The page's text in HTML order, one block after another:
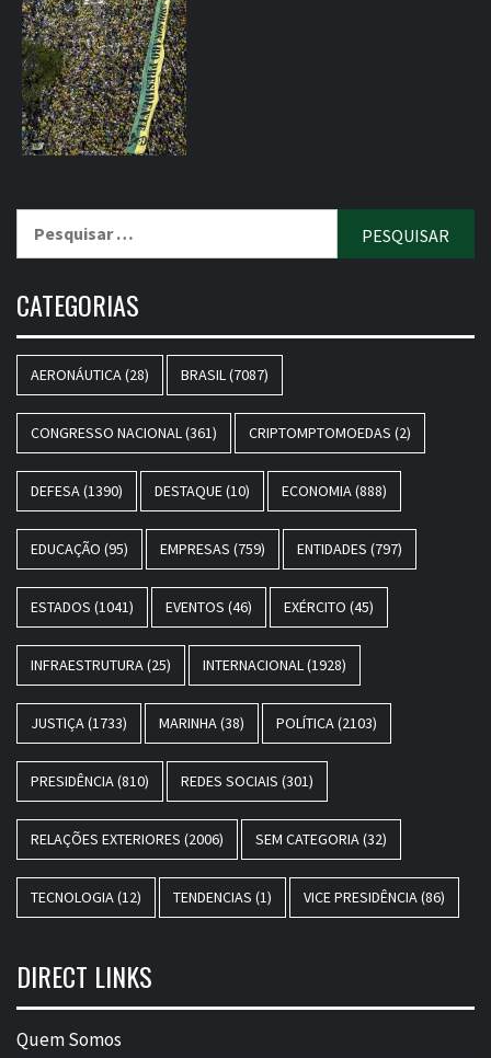
por:
CATEGORIAS
AERONÁUTICA(28) BRASIL(7087)
CONGRESSO NACIONAL(361) CRIPTOMPTOMOEDAS (2)
DEFESA(1390) DESTAQUE(10) ECONOMIA(888)
EDUCAÇÃO (95) EMPRESAS (759) ENTIDADES (797)
ESTADOS (1041) EVENTOS (46) EXÉRCITO (45)
INFRAESTRUTURA(25) INTERNACIONAL(1928)
JUSTIÇA(1733) MARINHA(38) POLÍTICA(2103)
PRESIDÊNCIA(810) REDES SOCIAIS (301)
RELAÇÕES EXTERIORES (2006) SEM CATEGORIA(32)
TECNOLOGIA(12) TENDENCIAS (1) VICE PRESIDÊNCIA(86)
DIRECT LINKS
Quem Somos